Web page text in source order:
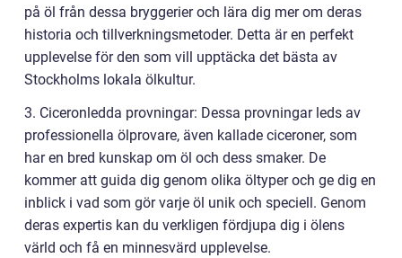
på öl från dessa bryggerier och lära dig mer om deras
historia och tillverkningsmetoder. Detta är en perfekt
upplevelse för den som vill upptäcka det bästa av
Stockholms lokala ölkultur.
3. Ciceronledda provningar: Dessa provningar leds av
professionella ölprovare, även kallade ciceroner, som
har en bred kunskap om öl och dess smaker. De
kommer att guida dig genom olika öltyper och ge dig en
inblick i vad som gör varje öl unik och speciell. Genom
deras expertis kan du verkligen fördjupa dig i ölens
värld och få en minnesvärd upplevelse.